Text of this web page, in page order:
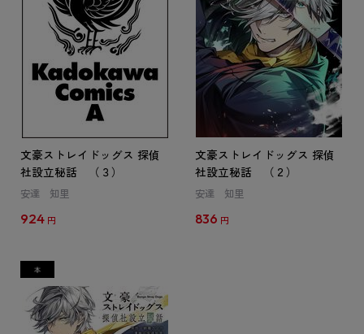
文豪ストレイドッグス 探偵
社設立秘話 （３）
安達 知里
924 円
文豪ストレイドッグス 探偵
社設立秘話 （２）
安達 知里
836 円